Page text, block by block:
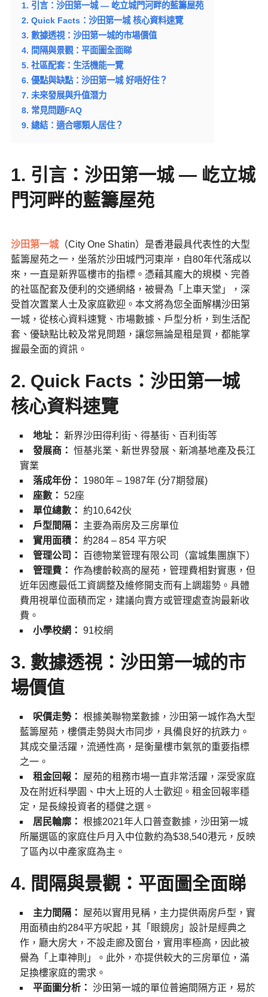
1. 引言：沙田第一城 — 屹立城門河畔的藍籌屋苑
2. Quick Facts：沙田第一城 核心資料速覽
3. 數據透視：沙田第一城的市場價值
4. 間隔與景觀：平面圖全面睇
5. 社區配套：生活機能一覽
6. 優點與缺點：沙田第一城 好唔好住？
7. 未來發展與升值潛力
8. 常見問題FAQ
9. 總結：適合哪類人居住？
1. 引言：沙田第一城 — 屹立城
門河畔的藍籌屋苑
沙田第一城（City One Shatin）是香港最具代表性的大型
藍籌屋苑之一，坐落於沙田城門河東岸，自80年代落成以
來，一直是新界區樓市的指標。憑藉其龐大的規模、完善
的社區配套及便利的交通網絡，被譽為「上車天堂」，深
受首次置業人士及家庭歡迎。本文將為您全面解構沙田第
一城，從核心資料速覽、市場數據、戶型分析，到生活配
套、優缺點比較及常見問題，讓您無論是租是買，都能掌
握最全面的資訊。
2. Quick Facts：沙田第一城
核心資料速覽
地址： 新界沙田得利街、得基街、百利街等
發展商： 恒基兆業、新世界發展、新鴻基地產及長江
實業
落成年份：
1980年 – 1987年 (分7期發展)
座數： 52座
單位總數： 約10,642伙
戶型間隔：
主要為兩房及三房單位
實用面積： 約284 – 854 平方呎
管理公司：
百德物業管理有限公司（富城集團旗下）
管理費： 作為樓齡較高的屋苑，管理費相對實惠，但
近年因應最低工資調整及維修開支而有上調趨勢。具體
費用視單位面積而定，建議向賣方或管理處查詢最新收
費。
小學校網： 91校網
3. 數據透視：沙田第一城的市
場價值
呎價走勢： 根據美聯物業數據，沙田第一城作為大型
藍籌屋苑，樓價走勢與大市同步，具備良好的抗跌力。
其成交量活躍，流通性高，是衡量樓市氣氛的重要指標
之一。
租金回報：
屋苑的租務市場一直非常活躍，深受家庭
及在附近科學園、中大上班的人士歡迎。租金回報率穩
定，是長線投資者的穩健之選。
居民輪廓： 根據2021年人口普查數據，沙田第一城
所屬選區的家庭住戶月入中位數約為$38,540港元，反映
了區內以中產家庭為主。
4. 間隔與景觀：平面圖全面睇
主力間隔：
屋苑以實用見稱，主力提供兩房戶型，實
用面積由約284平方呎起，其「眼鏡房」設計是經典之
作，廳大房大，不設走廊及窗台，實用率極高，因此被
譽為「上車神則」。此外，亦提供較大的三房單位，滿
足換樓家庭的需求。
平面圖分析：
沙田第一城的單位普遍間隔方正，易於